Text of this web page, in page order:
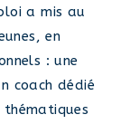
a mis au
en
: une
coach dédié